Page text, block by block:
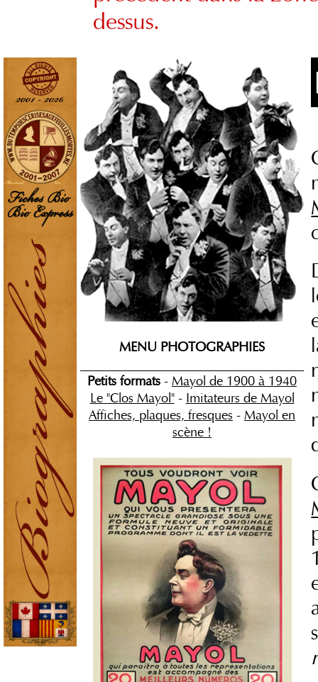
dessus.
MENU PHOTOGRAPHIES
Petits formats - Mayol de 1900 à 1940
Le "Clos Mayol"- Imitateurs de Mayol
Affiches, plaques, fresques - Mayol en
scène !